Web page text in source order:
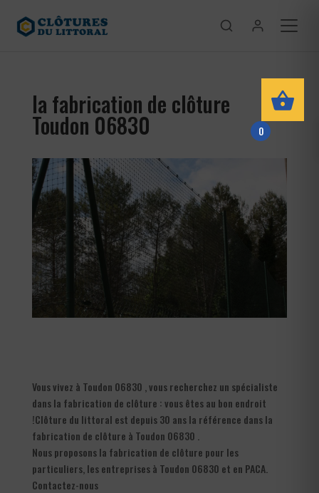
la fabrication de clôture
Toudon 06830
Vous vivez à Toudon 06830 , vous recherchez un spécialiste
dans la fabrication de clôture : vous êtes au bon endroit
!Clôture du littoral est depuis 30 ans la référence dans la
fabrication de clôture à Toudon 06830 .
Nous proposons la fabrication de clôture pour les
particuliers, les entreprises à Toudon 06830 et en PACA.
Contactez-nous
0